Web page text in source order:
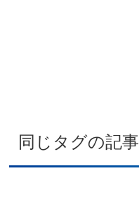
同じタグの記事